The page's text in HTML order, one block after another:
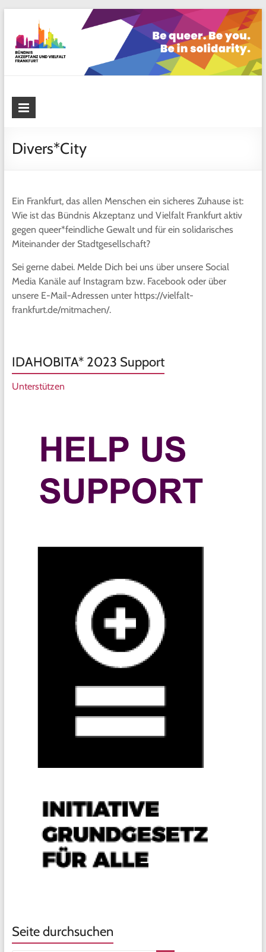
content
Bündnis Akzeptanz und Vielfalt
Divers*City
Ein Frankfurt, das allen Menschen ein sicheres Zuhause ist:
Wie ist das Bündnis Akzeptanz und Vielfalt Frankfurt aktiv
gegen queer*feindliche Gewalt und für ein solidarisches
Miteinander der Stadtgesellschaft?
Sei gerne dabei. Melde Dich bei uns über unsere Social
Media Kanäle auf Instagram bzw. Facebook oder über
unsere E-Mail-Adressen unter https://vielfalt-
frankfurt.de/mitmachen/.
IDAHOBITA* 2023 Support
Unterstützen
Seite durchsuchen